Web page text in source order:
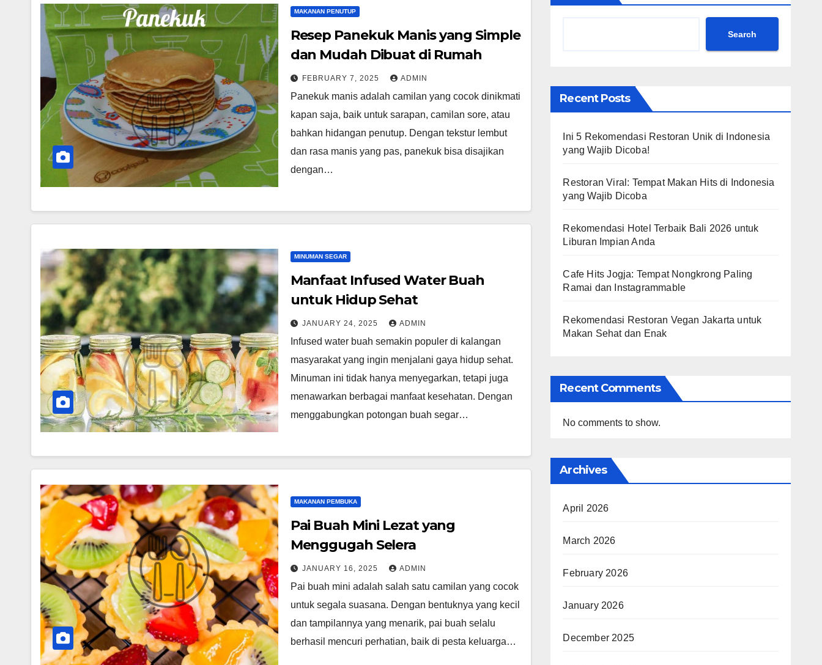
MAKANAN PENUTUP
Resep Panekuk Manis yang Simple
dan Mudah Dibuat di Rumah
FEBRUARY 7, 2025 ADMIN
Panekuk manis adalah camilan yang cocok dinikmati
kapan saja, baik untuk sarapan, camilan sore, atau
bahkan hidangan penutup. Dengan tekstur lembut
dan rasa manis yang pas, panekuk bisa disajikan
dengan…
MINUMAN SEGAR
Manfaat Infused Water Buah
untuk Hidup Sehat
JANUARY 24, 2025 ADMIN
Infused water buah semakin populer di kalangan
masyarakat yang ingin menjalani gaya hidup sehat.
Minuman ini tidak hanya menyegarkan, tetapi juga
menawarkan berbagai manfaat kesehatan. Dengan
menggabungkan potongan buah segar…
MAKANAN PEMBUKA
Pai Buah Mini Lezat yang
Menggugah Selera
JANUARY 16, 2025 ADMIN
Pai buah mini adalah salah satu camilan yang cocok
untuk segala suasana. Dengan bentuknya yang kecil
dan tampilannya yang menarik, pai buah selalu
berhasil mencuri perhatian, baik di pesta keluarga…
Search
Recent Posts
Ini 5 Rekomendasi Restoran Unik di Indonesia
yang Wajib Dicoba!
Restoran Viral: Tempat Makan Hits di Indonesia
yang Wajib Dicoba
Rekomendasi Hotel Terbaik Bali 2026 untuk
Liburan Impian Anda
Cafe Hits Jogja: Tempat Nongkrong Paling
Ramai dan Instagrammable
Rekomendasi Restoran Vegan Jakarta untuk
Makan Sehat dan Enak
Recent Comments
No comments to show.
Archives
April 2026
March 2026
February 2026
January 2026
December 2025